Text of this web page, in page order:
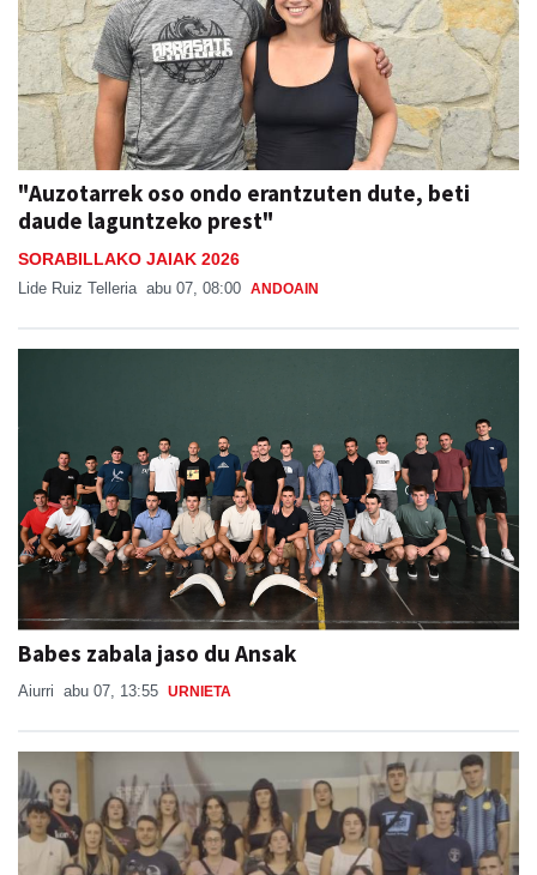
"Auzotarrek oso ondo erantzuten dute, beti
daude laguntzeko prest"
SORABILLAKO JAIAK 2026
Lide Ruiz Telleria abu 07, 08:00 ANDOAIN
Babes zabala jaso du Ansak
Aiurri abu 07, 13:55 URNIETA